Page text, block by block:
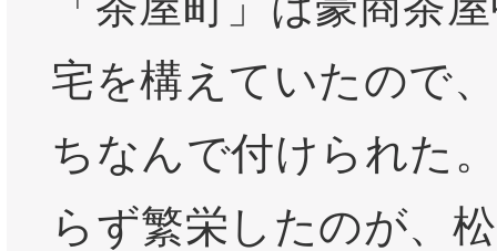
宅を構えていたので
ちなんで付けられた
らず繁栄したのが、